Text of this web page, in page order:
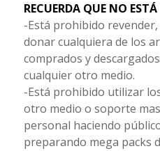
RECUERDA QUE NO
-Está prohibido
donar cualquiera de los
comprados y
cualquier otro medio.
-Está prohibido utilizar
otro medio o soporte
personal haciendo
preparando mega packs